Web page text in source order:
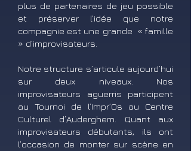
plus de partenaires de jeu possible
et préserver l’idée que notre
compagnie est une grande « famille
» d’improvisateurs.
Notre structure s’articule aujourd’hui
sur deux niveaux. Nos
improvisateurs aguerris participent
au Tournoi de l’Impr’Os au Centre
Culturel d’Auderghem. Quant aux
improvisateurs débutants, ils ont
l’occasion de monter sur scène en